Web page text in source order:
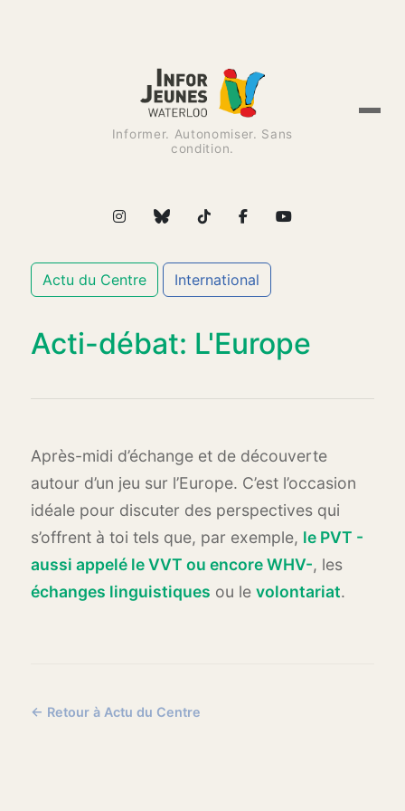
Informer. Autonomiser. Sans
condition.
Actu du Centre International
Acti-débat: L'Europe
Après-midi d’échange et de découverte
autour d’un jeu sur l’Europe. C’est l’occasion
idéale pour discuter des perspectives qui
s’offrent à toi tels que, par exemple, le PVT -
aussi appelé le VVT ou encore WHV-, les
échanges linguistiques ou levolontariat.
← Retour à Actu du Centre